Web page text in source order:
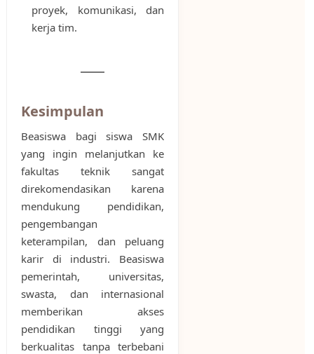
proyek, komunikasi, dan
kerja tim.
Kesimpulan
Beasiswa bagi siswa SMK
yang ingin melanjutkan ke
fakultas teknik sangat
direkomendasikan karena
mendukung pendidikan,
pengembangan
keterampilan, dan peluang
karir di industri. Beasiswa
pemerintah, universitas,
swasta, dan internasional
memberikan akses
pendidikan tinggi yang
berkualitas tanpa terbebani